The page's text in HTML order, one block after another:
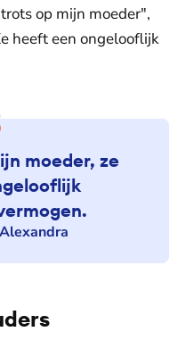
op mijn moeder",
heeft een ongelooflijk
moeder, ze